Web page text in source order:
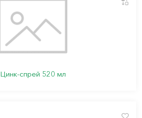
Цинк-спрей 520 мл